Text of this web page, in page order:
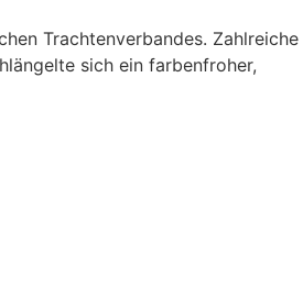
Trachtenverbandes. Zahlreiche
sich ein farbenfroher,